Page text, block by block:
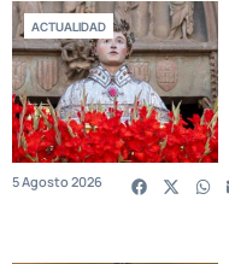
ACTUALIDAD
5 Agosto 2026